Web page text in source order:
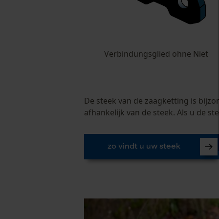
Verbindungsglied ohne Niet
De steek van de zaagketting is
afhankelijk van de steek. Als u de
zo vindt u uw steek